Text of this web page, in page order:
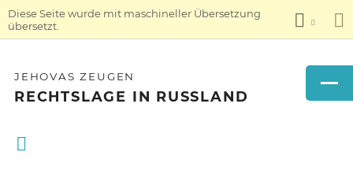
Diese Seite wurde mit maschineller Übersetzung
übersetzt.
JEHOVAS ZEUGEN
RECHTSLAGE IN RUSSLAND